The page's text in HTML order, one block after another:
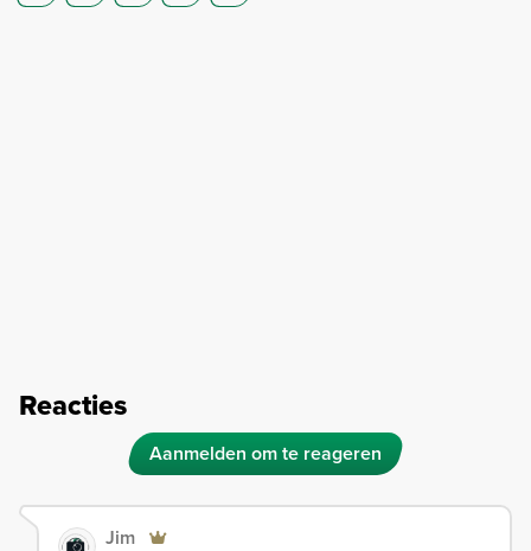
Reacties
Aanmelden om te reageren
Jim